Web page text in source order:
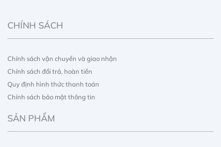
CHÍNH SÁCH
Chính sách vận chuyển và giao nhận
Chính sách đổi trả, hoàn tiền
Quy định hình thức thanh toán
Chính sách bảo mật thông tin
SẢN PHẨM